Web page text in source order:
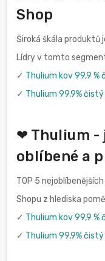
Shop
Široká škála produktů
Lídry v tomto
✓ Thulium kov 99,9
✓ Thulium 99,9%
❤ Thulium -
oblíbené a
TOP 5
Shopu z hlediska
✓ Thulium kov 99,9
✓ Thulium 99,9%